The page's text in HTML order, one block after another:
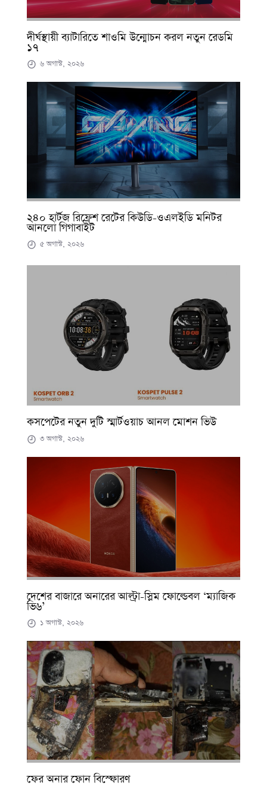
দীর্ঘস্থায়ী ব্যাটারিতে শাওমি উন্মোচন করল নতুন রেডমি
১৭
৬ অগাস্ট, ২০২৬
২৪০ হার্টজ রিফ্রেশ রেটের কিউডি-ওএলইডি মনিটর
আনলো গিগাবাইট
৫ অগাস্ট, ২০২৬
কসপেটের নতুন দুটি স্মার্টওয়াচ আনল মোশন ভিউ
৩ অগাস্ট, ২০২৬
দেশের বাজারে অনারের আল্ট্রা-স্লিম ফোল্ডেবল ‘ম্যাজিক
ভি৬’
১ অগাস্ট, ২০২৬
ফের অনার ফোন বিস্ফোরণ